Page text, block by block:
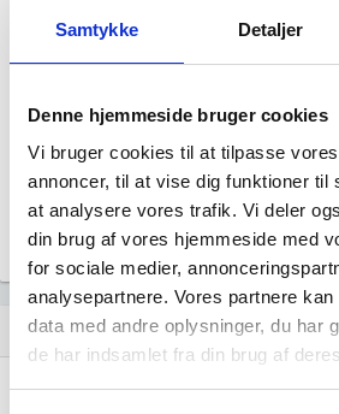
Samtykke Detaljer
Denne hjemmeside bruger cookies
Vi bruger cookies til at tilpasse
annoncer, til at vise dig funktioner til
at analysere vores trafik. Vi deler
din brug af vores hjemmeside med
for sociale medier,
analysepartnere. Vores partnere
data med andre oplysninger, du har
de har indsamlet fra din brug af
group 253
Fuldtidsbeskæftigede i branchen
116
Beskæftigede kvinder i branchen
203
Beskæftigede mænd i branchen
Udvidet brancheanalyse for
bar_chart Nye og ophørte
150